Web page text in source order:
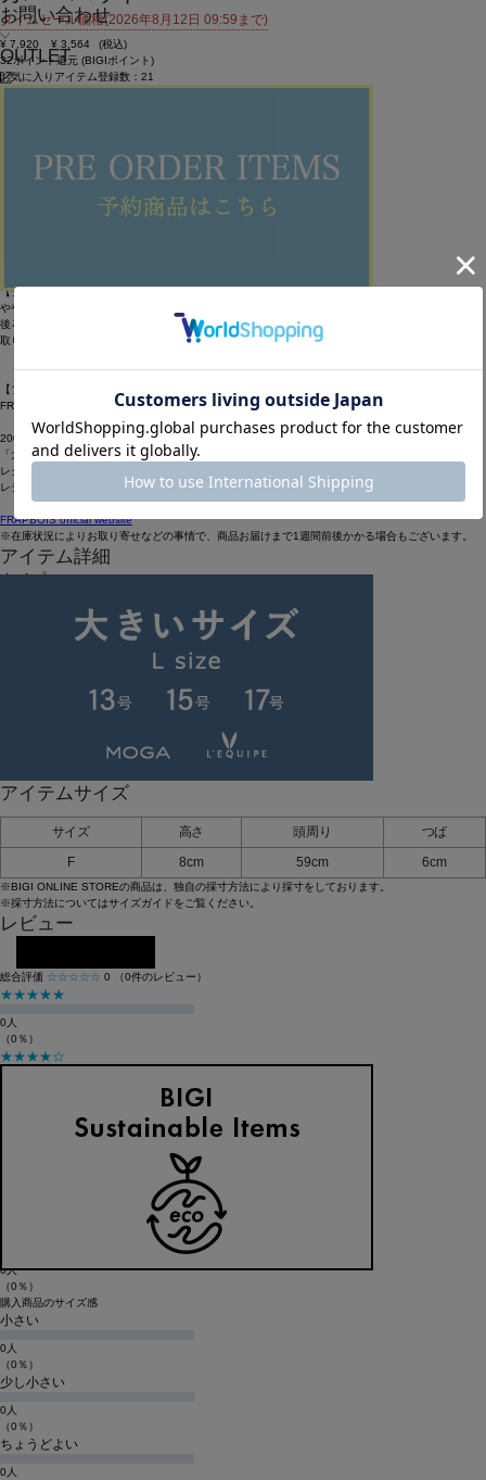
お問い合わせ
OUTLET
タイムセール価格(2026年8月12日 09:59まで)
¥ 7,920 ¥ 3,564
(税込)
32ポイント還元 (BIGIポイント)
お気に入りアイテム登録数： 21
カラー・サイズを選択する
アイテム説明
【デザイン】
やや広めのブリムのバゲットハットにザイルコード調のあごひもがついたハット。
後ろに日よけ用のメッシュ素材の当て布が付いています。
取り外しが出来るので２WAYのスタイルを楽しめます。
【ブランド情報】
FRAPBOIS/フラボア
2001年にブランドスタート。
「大人げない大人の服」をコンセプトに、大人が着るリラックスしたデイリーウェアを提案するコ
レクションブランド。
レディースとメンズのアイテムをご用意しています。
FRAPBOIS official website
※在庫状況によりお取り寄せなどの事情で、商品お届けまで1週間前後かかる場合もございます。
アイテム詳細
タイプ
表地：ポリエステル95%, 綿5% サンシェード：ポリエステル100%
お手入れについてはこちら
アイテムサイズ
サイズ 高さ 頭周り
つば
F
8cm 59cm 6cm
※BIGI ONLINE STOREの商品は、独自の採寸方法により採寸をしております。
※採寸方法についてはサイズガイドをご覧ください。
レビュー
総合評価 ☆☆☆☆☆ 0 （0件のレビュー）
★★★★★
0人
（0％）
★★★★☆
0人
（0％）
購入商品のサイズ感
小さい
0人
（0％）
少し小さい
0人
（0％）
ちょうどよい
0人